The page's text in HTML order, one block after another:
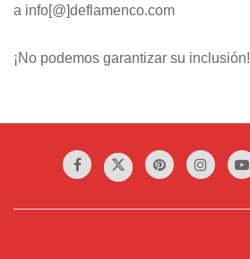
a info[@]deflamenco.com
¡No podemos garantizar su inclusión!